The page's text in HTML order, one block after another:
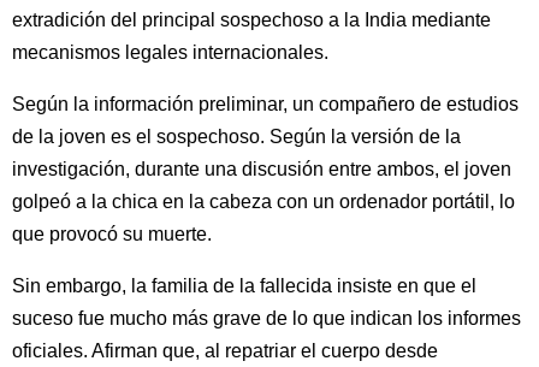
extradición del principal sospechoso a la India mediante
mecanismos legales internacionales.
Según la información preliminar, un compañero de estudios
de la joven es el sospechoso. Según la versión de la
investigación, durante una discusión entre ambos, el joven
golpeó a la chica en la cabeza con un ordenador portátil, lo
que provocó su muerte.
Sin embargo, la familia de la fallecida insiste en que el
suceso fue mucho más grave de lo que indican los informes
oficiales. Afirman que, al repatriar el cuerpo desde